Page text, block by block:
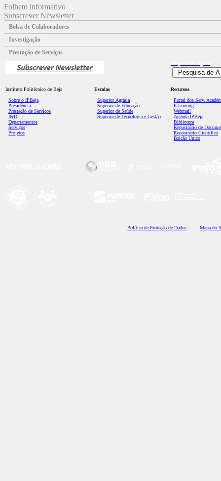
Folheto informativo
Subscrever Newsletter
Bolsa de Colaboradores
Investigação
Prestação de Serviços
Instituto Politécnico de Beja
Sobre o IPBeja
Presidência
Prestação de Serviços
I&D
Departamentos
Serviços
Projetos
Escolas
Superior Agrária
Superior de Educação
Superior de Saúde
Superior de Tecnologia e Gestão
Recursos
Portal dos Serv.
E-learning
Webmail
Agenda IPBeja
Biblioteca
Repositório de
Repositório Científico
Balcão Único
Política de Proteção de Dados Mapa do